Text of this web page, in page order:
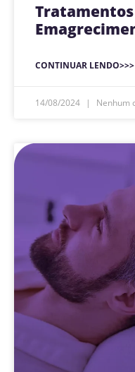
CONTINUAR LENDO>>>
14/08/2024 Nenhum